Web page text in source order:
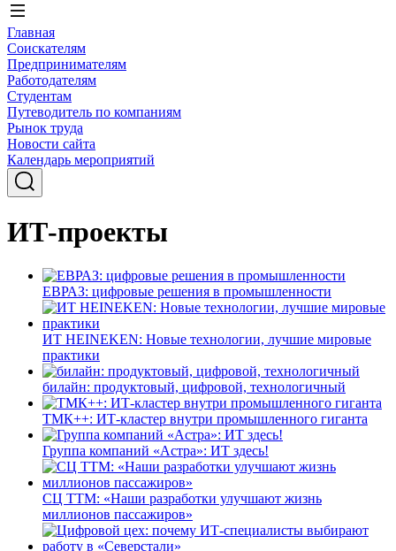
Главная
Соискателям
Предпринимателям
Работодателям
Студентам
Путеводитель по компаниям
Рынок труда
Новости сайта
Календарь мероприятий
ИТ-проекты
ЕВРАЗ: цифровые решения в промышленности
ИТ HEINEKEN: Новые технологии, лучшие мировые
практики
билайн: продуктовый, цифровой, технологичный
ТМК++: ИТ-кластер внутри промышленного гиганта
Группа компаний «Астра»: ИТ здесь!
СЦ ТТМ: «Наши разработки улучшают жизнь
миллионов пассажиров»